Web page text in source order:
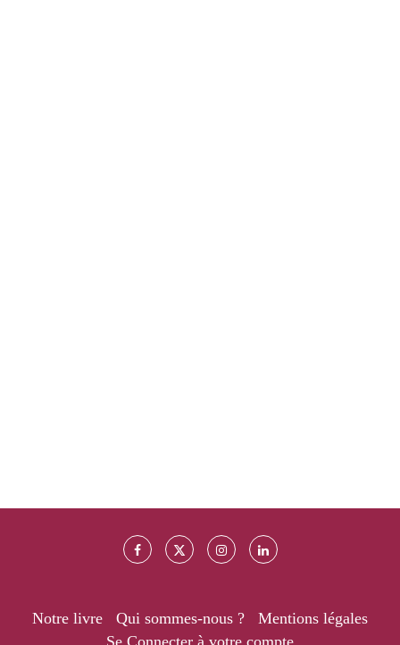
Notre livre Qui sommes-nous ?
Mentions légales
Se Connecter à votre compte